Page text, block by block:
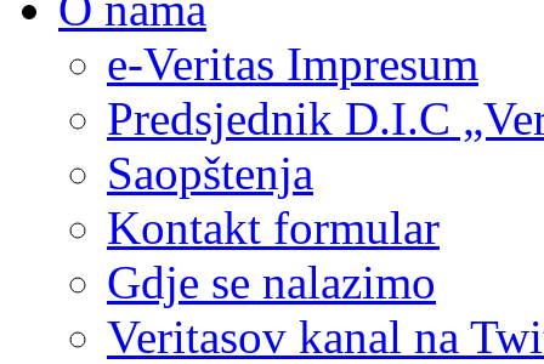
e-Veritas Impresum
Predsjednik D.I.C
Saopštenja
Kontakt formular
Gdje se nalazimo
Veritasov kanal na